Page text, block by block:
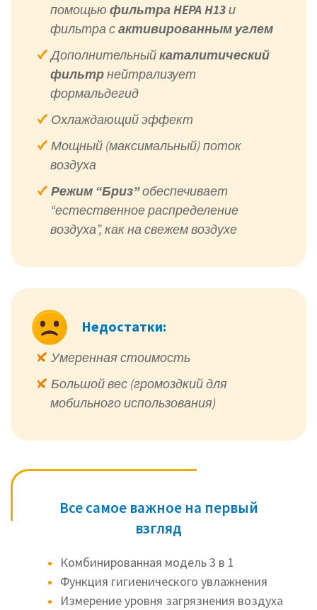
помощью фильтра HEPA H13и
фильтра сактивированным углем
Дополнительныйкаталитический
фильтрнейтрализует
формальдегид
Охлаждающий эффект
Мощный (максимальный) поток
воздуха
Режим “Бриз”обеспечивает
“естественное распределение
воздуха”, как на свежем воздухе
Недостатки:
Умеренная стоимость
Большой вес (громоздкий для
мобильного использования)
Все самое важное на первый
взгляд
Комбинированная модель 3 в 1
Функция гигиенического увлажнения
Измерение уровня загрязнения воздуха